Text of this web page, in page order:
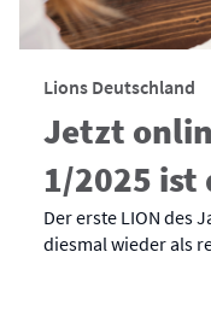
Lions Deutschland
Jetzt
1/2025 ist
Der erste LION des
diesmal wieder als